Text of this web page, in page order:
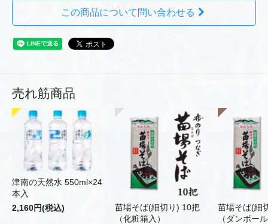
この商品について問い合わせる
売れ筋商品
津南の天然水 550ml×24
本入
2,160円(税込)
苗場そば(細切り) 10把
（化粧箱入）
苗場そば(細
（ダンボー